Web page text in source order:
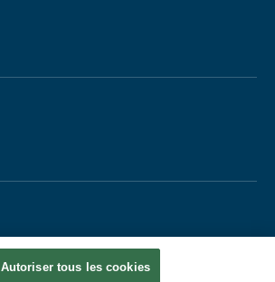
Autoriser tous les cookies